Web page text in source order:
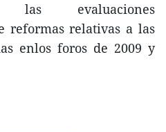
evaluaciones
reformas relativas a las
enlos foros de 2009 y